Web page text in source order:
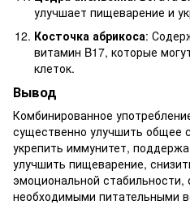
улучшает пищеварение и
Косточка абрикоса:
витамин B17, которые
клеток.
Вывод
Комбинированное
существенно улучшить общее
укрепить иммунитет,
улучшить пищеварение,
эмоциональной стабильности,
необходимыми питательными